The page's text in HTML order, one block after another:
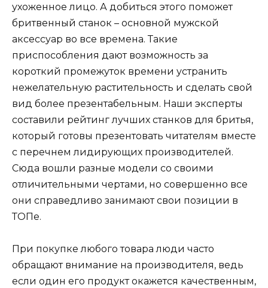
ухоженное лицо. А добиться этого поможет
бритвенный станок – основной мужской
аксессуар во все времена. Такие
приспособления дают возможность за
короткий промежуток времени устранить
нежелательную растительность и сделать свой
вид более презентабельным. Наши эксперты
составили рейтинг лучших станков для бритья,
который готовы презентовать читателям вместе
с перечнем лидирующих производителей.
Сюда вошли разные модели со своими
отличительными чертами, но совершенно все
они справедливо занимают свои позиции в
ТОПе.
При покупке любого товара люди часто
обращают внимание на производителя, ведь
если один его продукт окажется качественным,